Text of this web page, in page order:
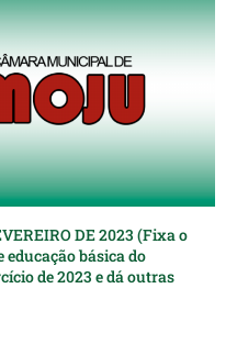
DE 2023 (Fixa o
educação básica do
de 2023 e dá outras